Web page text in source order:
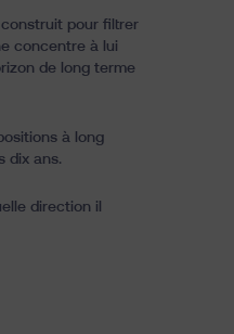
construit pour filtrer
concentre à lui
de long terme
à long
dix ans.
direction il